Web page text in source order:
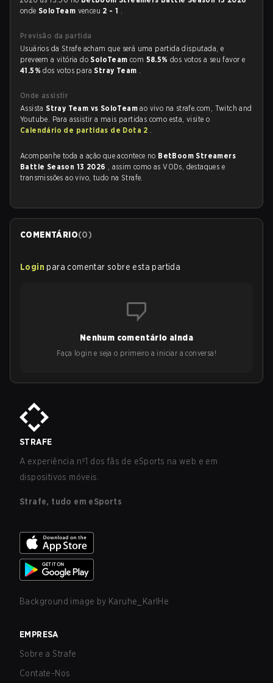
onde SoloTeam venceu 2 - 1 .
Previsão da partida
Usuários da Strafe acham que será uma partida disputada, e
preveem a vitória doSoloTeamcom 58.5%dos votos a seu favor e
41.5%dos votos paraStray Team .
Onde assistir
AssistaStray Team vs SoloTeamao vivo na strafe.com, Twitch and
Youtube. Para assistir a mais partidas como esta, visite o
Calendário de partidas de Dota 2 .
Acompanhe toda a ação que acontece no BetBoom Streamers
Battle Season 13 2026 , assim como as VODs, destaques e
transmissões ao vivo, tudo na Strafe.
COMENTÁRIO(0)
Login para comentar sobre esta partida
Nenhum comentário ainda
Faça login e seja o primeiro a iniciar a conversa!
STRAFE
A experiência nº1 dos fãs de eSports na web e em
dispositivos móveis.
Strafe, tudo em eSports
Background image by Karuhe_KarlHe
EMPRESA
Sobre a Strafe
Contate-Nos